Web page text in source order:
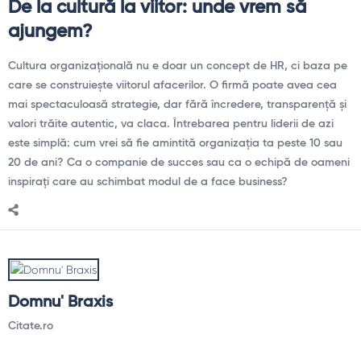
De la cultură la viitor: unde vrem să
ajungem?
Cultura organizațională nu e doar un concept de HR, ci baza pe
care se construiește viitorul afacerilor. O firmă poate avea cea
mai spectaculoasă strategie, dar fără încredere, transparență și
valori trăite autentic, va claca. Întrebarea pentru liderii de azi
este simplă: cum vrei să fie amintită organizația ta peste 10 sau
20 de ani? Ca o companie de succes sau ca o echipă de oameni
inspirați care au schimbat modul de a face business?
Domnu' Braxis
Citate.ro